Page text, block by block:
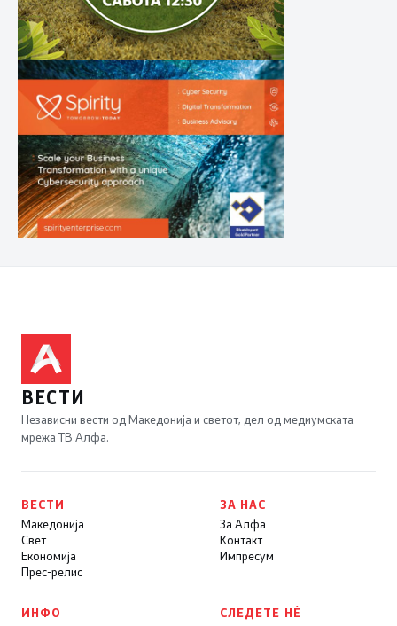
ВЕСТИ
Независни вести од Македонија и светот, дел од медиумската
мрежа ТВ Алфа.
ВЕСТИ
Македонија
Свет
Економија
Прес-релис
ЗА НАС
За Алфа
Контакт
Импресум
ИНФО
СЛЕДЕТЕ НÉ